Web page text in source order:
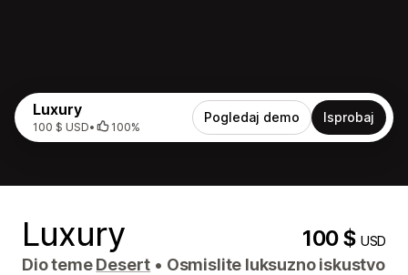
Luxury
100 $ USD• 100%
Pogledaj demo Isprobaj
Luxury 100 $USD
Dio temeDesert • Osmislite luksuzno iskustvo